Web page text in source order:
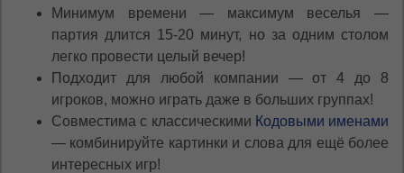
Минимум времени — максимум веселья —
партия длится 15-20 минут, но за одним столом
легко провести целый вечер!
Подходит для любой компании — от 4 до 8
игроков, можно играть даже в больших группах!
Совместима с классическими Кодовыми именами
— комбинируйте картинки и слова для ещё более
интересных игр!